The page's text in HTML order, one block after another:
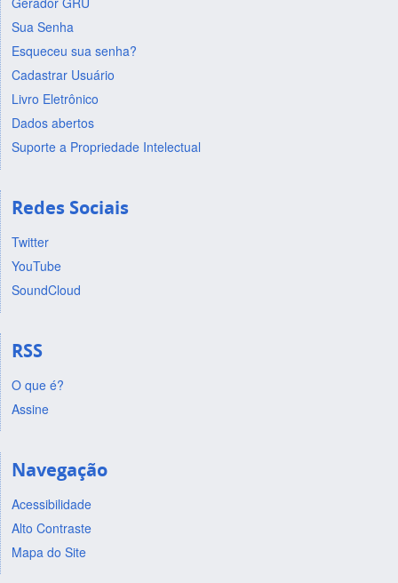
Sua Senha
Esqueceu sua senha?
Cadastrar Usuário
Livro Eletrônico
Dados abertos
Suporte a Propriedade Intelectual
Redes Sociais
Twitter
YouTube
SoundCloud
RSS
O que é?
Assine
Navegação
Acessibilidade
Alto Contraste
Mapa do Site